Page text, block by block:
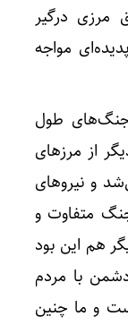
مرزی درگیر
مواجه
جنگ‌های طول
از مرزهای
و نیروهای
متفاوت و
هم این بود
با مردم
و ما چنین